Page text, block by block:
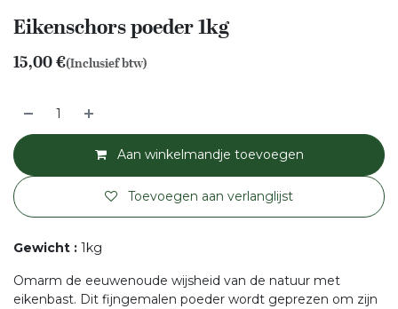
Eikenschors poeder 1kg
15,00€(Inclusief btw)
Aan winkelmandje toevoegen
Toevoegen aan verlanglijst
Gewicht : 1kg
Omarm de eeuwenoude wijsheid van de natuur met
eikenbast. Dit fijngemalen poeder wordt geprezen om zijn